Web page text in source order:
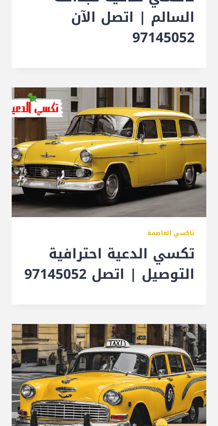
السالم | اتصل الآن
97145052
تاكسي العاصمة
تكسي الدعية احترافية
التوصيل | اتصل 97145052